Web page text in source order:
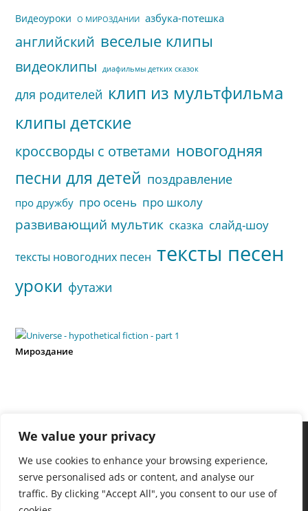
We value your privacy
We use cookies to enhance your browsing experience,
serve personalised ads or content, and analyse our
traffic. By clicking "Accept All", you consent to our use of
Видеоуроки О МИРОЗДАНИИ азбука-потешка
английский веселые клипы
видеоклипы диафильмы детких сказок
для родителей клип из мультфильма
клипы детские
кроссворды с ответами новогодняя
песни для детей поздравление
про дружбу про осень про школу
развивающий мультик сказка слайд-шоу
тексты новогодних песен тексты песен
уроки футажи
Мироздание